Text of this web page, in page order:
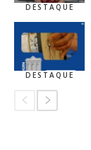
DESTAQUE
DESTAQUE